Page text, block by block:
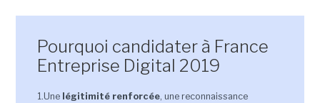
Pourquoi candidater à France
Entreprise Digital 2019
1.Une légitimité renforcée, une reconnaissance